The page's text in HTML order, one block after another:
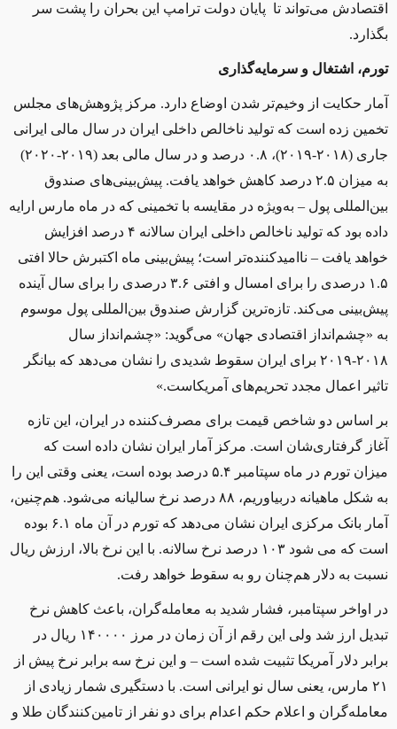
اقتصادش می‌تواند تا پايان دولت ترامپ اين بحران را پشت سر
بگذارد.
تورم، اشتغال و سرمايه‌گذاری
آمار حکايت از وخيم‌تر شدن اوضاع دارد. مرکز پژوهش‌های مجلس
تخمين زده است که تولید ناخالص داخلی ايران در سال مالی ايرانی
جاری (۲۰۱۸-۲۰۱۹)، ۰.۸ درصد و در سال مالی بعد (۲۰۱۹-۲۰۲۰)
به ميزان ۲.۵ درصد کاهش خواهد یافت. پيش‌بينی‌های صندوق
بين‌المللی پول – به‌ويژه در مقايسه با تخمينی که در ماه مارس ارايه
داده بود که توليد ناخالص داخلی ايران سالانه ۴ درصد افزايش
خواهد يافت – نااميدکننده‌تر است؛ پيش‌بینی ماه اکتبرش حالا افتی
۱.۵ درصدی را برای امسال و افتی ۳.۶ درصدی را برای سال آينده
پيش‌بينی می‌کند. تازه‌ترین گزارش صندوق بين‌المللی پول موسوم
به «چشم‌انداز اقتصادی جهان» می‌گويد: «چشم‌انداز سال
۲۰۱۸-۲۰۱۹ برای ايران سقوط شديدی را نشان می‌دهد که بيانگر
تاثیر اعمال مجدد تحریم‌های آمريکاست.»
بر اساس دو شاخص قیمت برای مصرف‌کننده در ايران، اين تازه
آغاز گرفتاری‌شان است. مرکز آمار ايران نشان داده است که
ميزان تورم در ماه سپتامبر ۵.۴ درصد بوده است، يعنی وقتی اين را
به شکل ماهيانه دربياوریم، ۸۸ درصد نرخ ساليانه می‌شود. هم‌چنین،
آمار بانک مرکزی ایران نشان می‌دهد که تورم در آن ماه ۶.۱ بوده
است که می شود ۱۰۳ درصد نرخ سالانه. با اين نرخ بالا، ارزش ريال
نسبت به دلار هم‌چنان رو به سقوط خواهد رفت.
در اواخر سپتامبر، فشار شدید به معامله‌گران، باعث کاهش نرخ
تبديل ارز شد ولی اين رقم از آن زمان در مرز ۱۴۰۰۰۰ ریال در
برابر دلار آمریکا تثبيت شده است – و اين نرخ سه برابر نرخ پيش از
۲۱ مارس، يعنی سال نو ايرانی است. با دستگيری شمار زیادی از
معامله‌گران و اعلام حکم اعدام برای دو نفر از تامين‌کنندگان طلا و